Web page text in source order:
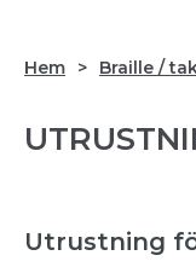
Hem Braille /
Utrustning